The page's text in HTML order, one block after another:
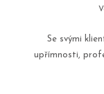
Se svými
upřímnosti,